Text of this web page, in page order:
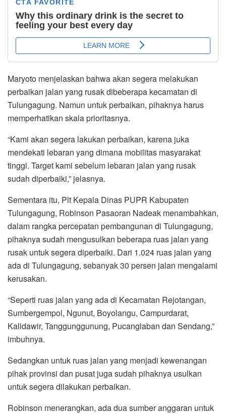
Maryoto menjelaskan bahwa akan segera melakukan
perbaikan jalan yang rusak dibeberapa kecamatan di
Tulungagung. Namun untuk perbaikan, pihaknya harus
memperhatikan skala prioritasnya.
“Kami akan segera lakukan perbaikan, karena juka
mendekati lebaran yang dimana mobilitas masyarakat
tinggi. Target kami sebelum lebaran jalan yang rusak
sudah diperbaiki,” jelasnya.
Sementara itu, Plt Kepala Dinas PUPR Kabupaten
Tulungagung, Robinson Pasaoran Nadeak menambahkan,
dalam rangka percepatan pembangunan di Tulungagung,
pihaknya sudah mengusulkan beberapa ruas jalan yang
rusak untuk segera diperbaiki. Dari 1.024 ruas jalan yang
ada di Tulungagung, sebanyak 30 persen jalan mengalami
kerusakan.
“Seperti ruas jalan yang ada di Kecamatan Rejotangan,
Sumbergempol, Ngunut, Boyolangu, Campurdarat,
Kalidawir, Tanggunggunung, Pucanglaban dan Sendang,”
imbuhnya.
Sedangkan untuk ruas jalan yang menjadi kewenangan
pihak provinsi dan pusat juga sudah pihaknya usulkan
untuk segera dilakukan perbaikan.
Robinson menerangkan, ada dua sumber anggaran untuk